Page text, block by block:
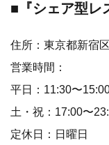
■『シェア型レ
住所：東京都新宿
営業時間：
平日：11:30〜
土・祝：17:00〜
定休日：日曜日